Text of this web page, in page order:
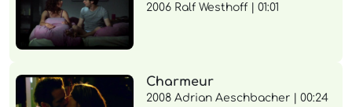
2006 Ralf Westhoff | 01:01
Charmeur
2008 Adrian Aeschbacher | 00:24